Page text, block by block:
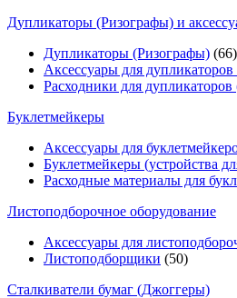
Дупликаторы (Ризографы) и
Дупликаторы (Ризографы) (66)
Аксессуары для
Расходники для дупликаторов
Буклетмейкеры
Аксессуары для
Буклетмейкеры (устройства
Расходные материалы для
Листоподборочное оборудование
Аксессуары для
Листоподборщики (50)
Сталкиватели бумаг (Джоггеры)